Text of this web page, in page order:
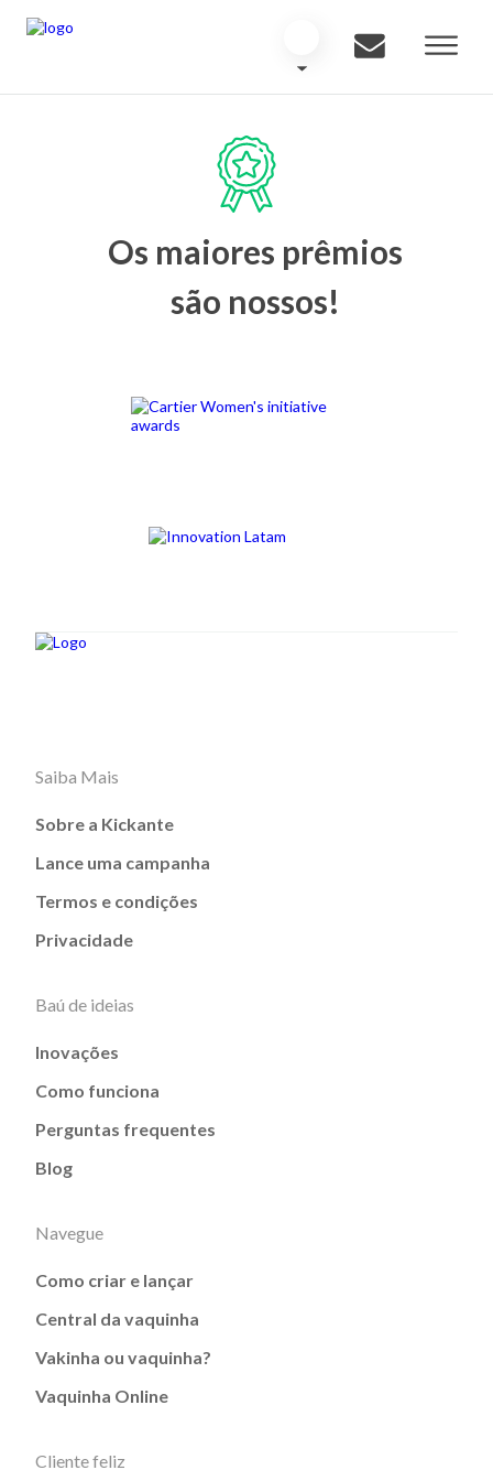
Os maiores prêmios
são nossos!
Saiba Mais
Sobre a Kickante
Lance uma campanha
Termos e condições
Privacidade
Baú de ideias
Inovações
Como funciona
Perguntas frequentes
Blog
Navegue
Como criar e lançar
Central da vaquinha
Vakinha ou vaquinha?
Vaquinha Online
Cliente feliz